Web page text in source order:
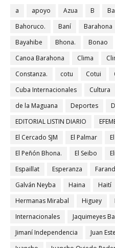
a apoyo Azua B
Bahoruco.
Baní Barahona
Bayahibe
Bhona. Bonao
Canoa Barahona
Clima
Constanza.
cotu Cotui
Cuba Internacionales
Cultura
de la Maguana
Deportes
EDITORIAL LISTIN DIARIO
El Cercado SJM
El Palmar
El Peñón Bhona.
El Seibo
Espaillat
Esperanza
Galván Neyba
Haina Haití
Hermanas Mirabal
Higuey
Internacionales
Jaquimeyes
Jimaní Independencia
Juan